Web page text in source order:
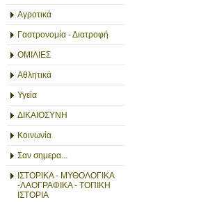
Αγροτικά
Γαστρονομία - Διατροφή
ΟΜΙΛΙΕΣ
Αθλητικά
Υγεία
ΔΙΚΑΙΟΣΥΝΗ
Κοινωνία
Σαν σημερα...
ΙΣΤΟΡΙΚΑ - ΜΥΘΟΛΟΓΙΚΑ
-ΛΑΟΓΡΑΦΙΚΑ - ΤΟΠΙΚΗ
ΙΣΤΟΡΙΑ